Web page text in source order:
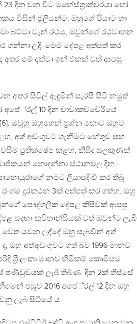
දින වන විට මහේස්ත‍්‍රාත්වරයා හෝ
විසින් ජූලියන්ට, ඔහුගේ පියාට හා
බට්ටා වෑන් රථය, ඔවුන්ගේ රථවාහන
ලදි. මෙම දේපළ අත්පත් කර
මේ දක්වා ඉන් එකක් වත් ආපසු
අතර සිවිල් ඇඳුමින් සැරසී සිටි නමුත්
10 දින චාවාකච්චේරියේ
ඔවුහු ඔහුගෙන් ප‍්‍රශ්න කොට ඔහුට
අත් අඩංගුවට ගැනීමට හේතුව සහ
ප‍්‍රතික්ෂේප කළහ, කිසිදු සලකුණක්
නොදන්නා ස්ථානවල දින
නමට ලියාපදිංචි කර තිබූ
දුරකථන 3ක් අත්පත් කර ගත්හ. ඔහු
පෞද්ගලික දේපළ කිසිවක් ආපසු
සඳහා කුවිතාන්සියක් වත් ඔවුන්ට ලැබී
යවන ලද්දේ ඔහු සැබවින් අත්
අත්අඩංගුවට ගත් බව 1996 මානව
ශ‍්‍රී ලංකා මානව හිමිකම් කොමිසම
පණිවුඩයක් ලැබී තිබිණ. දින 2ක් තිස්සේ
පසුව 2016 අපේ‍්‍රල් 12 දින ඔහු
ලැබ සිටියේ ය.